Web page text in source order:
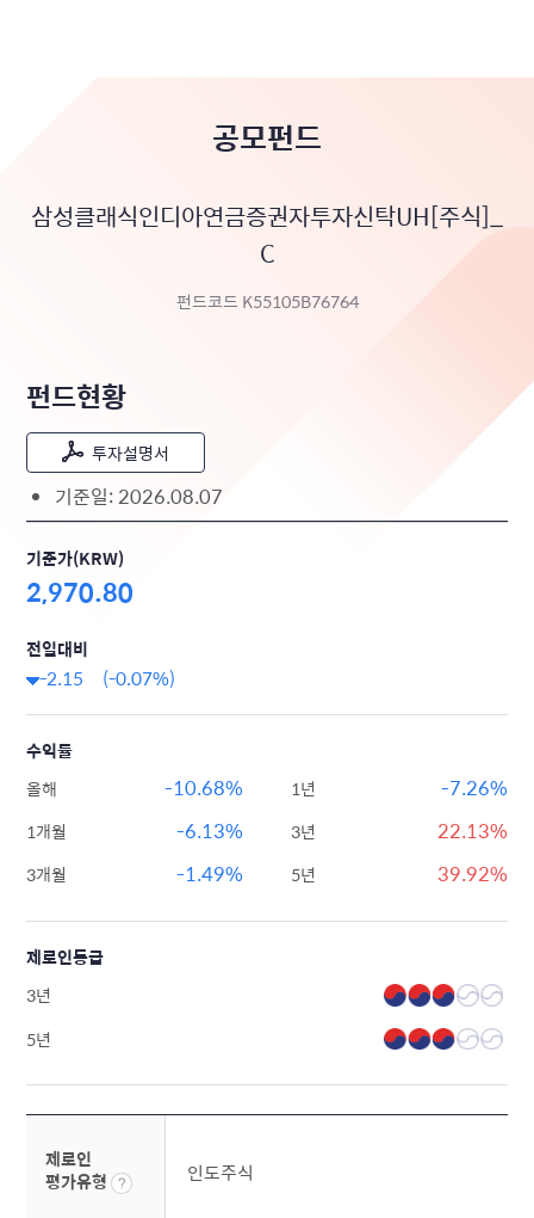
공모펀드
삼성클래식인디아연금증권자투자신탁UH[주식]_
C
펀드코드 K55105B76764
펀드현황
투자설명서
기준일: 2026.08.07
기준가(KRW)
2,970.80
전일대비
-2.15 (-0.07%)
수익률
올해
-10.68%
1개월 -6.13%
3개월 -1.49%
1년 -7.26%
3년 22.13%
5년 39.92%
제로인등급
3년
5년
제로인
평가유형
인도주식